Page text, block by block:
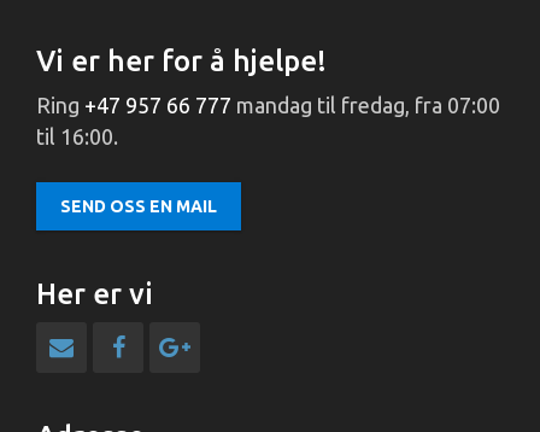
Vi er her for å hjelpe!
Ring +47 957 66 777 mandag til fredag, fra 07:00
til 16:00.
SEND OSS EN MAIL
Her er vi